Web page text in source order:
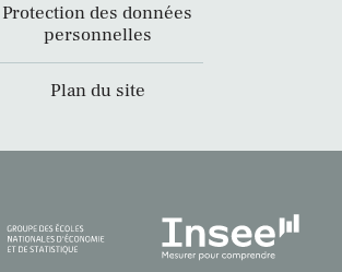
Protection des données
personnelles
Plan du site